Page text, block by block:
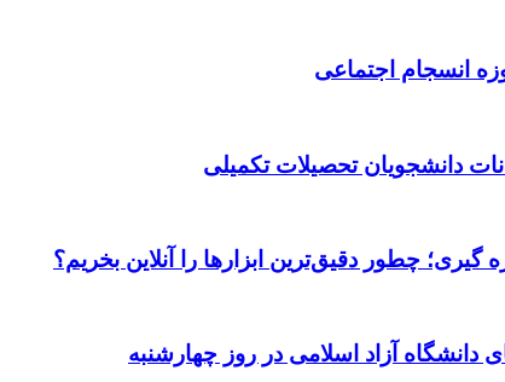
دانشجویان تحصیلات تکمیلی
گیری؛ چطور دقیق‌ترین ابزارها را آنلاین بخریم؟
آزاد اسلامی در روز چهارشنبه